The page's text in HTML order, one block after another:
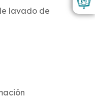
lavado de